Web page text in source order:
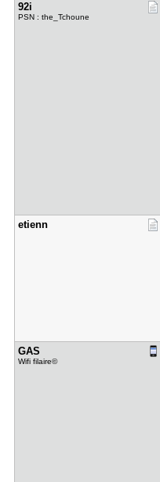
92i
PSN : the_Tchoune
etienn
GAS
Wifi filaire©